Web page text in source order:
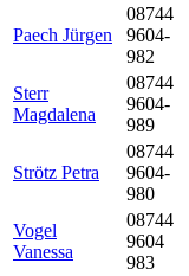
Paech Jürgen
08744
9604-
982
Sterr
Magdalena
08744
9604-
989
Strötz Petra
08744
9604-
980
Vogel
Vanessa
08744
9604
983